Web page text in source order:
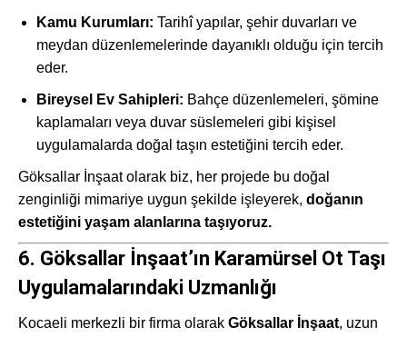
Kamu Kurumları: Tarihî yapılar, şehir duvarları ve
meydan düzenlemelerinde dayanıklı olduğu için tercih
eder.
Bireysel Ev Sahipleri: Bahçe düzenlemeleri, şömine
kaplamaları veya duvar süslemeleri gibi kişisel
uygulamalarda doğal taşın estetiğini tercih eder.
Göksallar İnşaat olarak biz, her projede bu doğal
zenginliği mimariye uygun şekilde işleyerek, doğanın
estetiğini yaşam alanlarına taşıyoruz.
6. Göksallar İnşaat’ın Karamürsel Ot Taşı
Uygulamalarındaki Uzmanlığı
Kocaeli merkezli bir firma olarak Göksallar İnşaat, uzun